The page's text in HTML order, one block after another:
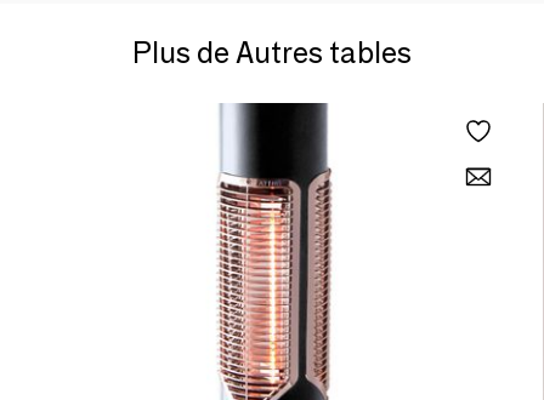
Plus de Autres tables